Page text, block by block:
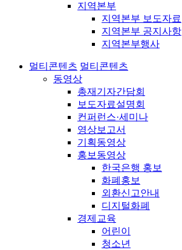
지역본부
지역본부 보도자료
지역본부 공지사항
지역본부행사
멀티콘텐츠 멀티콘텐츠
동영상
총재기자간담회
보도자료설명회
컨퍼런스·세미나
영상보고서
기획동영상
홍보동영상
한국은행 홍보
화폐홍보
외환신고안내
디지털화폐
경제교육
어린이
청소년